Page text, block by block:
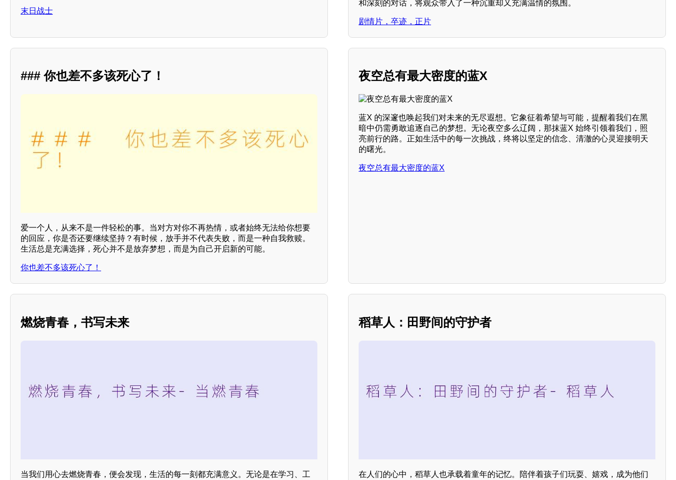
末日战士
和深刻的对话，将观众带入了一种沉重却又充满温情的氛围。
剧情片，卒迹，正片
### 你也差不多该死心了！
爱一个人，从来不是一件轻松的事。当对方对你不再热情，或者始终无法给你想要
的回应，你是否还要继续坚持？有时候，放手并不代表失败，而是一种自我救赎。
生活总是充满选择，死心并不是放弃梦想，而是为自己开启新的可能。
你也差不多该死心了！
夜空总有最大密度的蓝X
蓝X 的深邃也唤起我们对未来的无尽遐想。它象征着希望与可能，提醒着我们在黑
暗中仍需勇敢追逐自己的梦想。无论夜空多么辽阔，那抹蓝X 始终引领着我们，照
亮前行的路。正如生活中的每一次挑战，终将以坚定的信念、清澈的心灵迎接明天
的曙光。
夜空总有最大密度的蓝X
燃烧青春，书写未来
当我们用心去燃烧青春，便会发现，生活的每一刻都充满意义。无论是在学习、工
稻草人：田野间的守护者
在人们的心中，稻草人也承载着童年的记忆。陪伴着孩子们玩耍、嬉戏，成为他们